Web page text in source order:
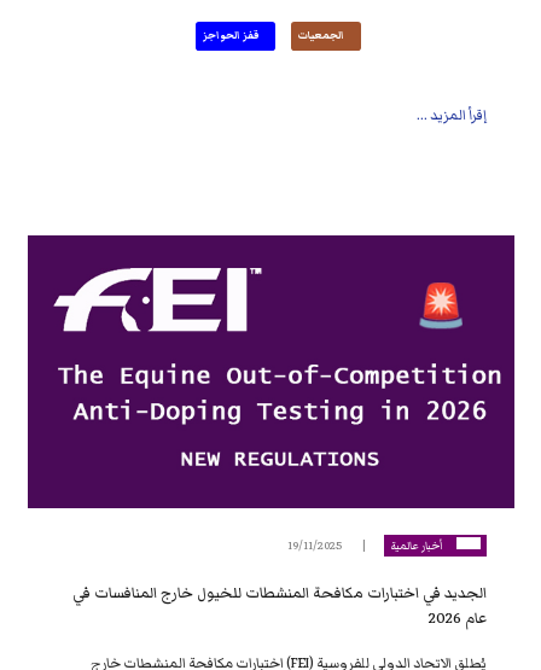
الجمعيات قفز الحواجز
إقرأ المزيد ...
أخبار عالمية
الجديد في اختبارات مكافحة المنشطات للخيول خارج المنافسات في
عام 2026
يُطلق الاتحاد الدولي للفروسية (FEI) اختبارات مكافحة المنشطات خارج